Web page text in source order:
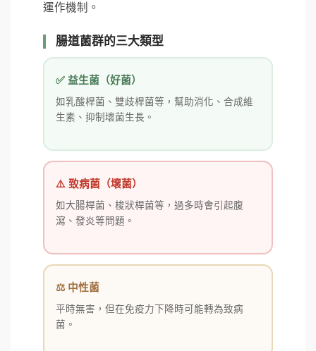
運作機制。
腸道菌群的三大類型
✅ 益生菌（好菌）
如乳酸桿菌、雙歧桿菌等，幫助消化、合成維
生素、抑制壞菌生長。
⚠️ 致病菌（壞菌）
如大腸桿菌、梭狀桿菌等，過多時會引起腹
瀉、發炎等問題。
⚖️ 中性菌
平時無害，但在免疫力下降時可能轉為致病
菌。